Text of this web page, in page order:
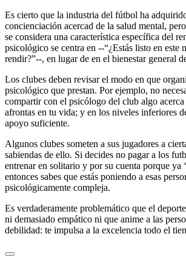
Es cierto que la industria del fútbol ha
concienciación acercad de la salud mental,
se considera una característica específica del
psicológico se centra en --“¿Estás listo en este
rendir?”--, en lugar de en el bienestar general
Los clubes deben revisar el modo en que
psicológico que prestan. Por ejemplo, no
compartir con el psicólogo del club algo acerca
afrontas en tu vida; y en los niveles inferiores
apoyo suficiente.
Algunos clubes someten a sus jugadores a
sabiendas de ello. Si decides no pagar a los
entrenar en solitario y por su cuenta porque ya
entonces sabes que estás poniendo a esas
psicológicamente compleja.
Es verdaderamente problemático que el
ni demasiado empático ni que anime a las
debilidad: te impulsa a la excelencia todo el